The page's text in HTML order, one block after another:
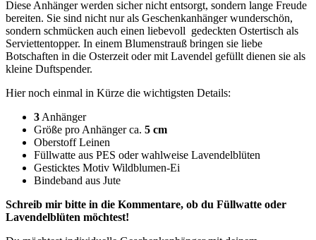
Diese Anhänger werden sicher nicht entsorgt, sondern lange Freude
bereiten. Sie sind nicht nur als Geschenkanhänger wunderschön,
sondern schmücken auch einen liebevoll gedeckten Ostertisch als
Serviettentopper. In einem Blumenstrauß bringen sie liebe
Botschaften in die Osterzeit oder mit Lavendel gefüllt dienen sie als
kleine Duftspender.
Hier noch einmal in Kürze die wichtigsten Details:
3 Anhänger
Größe pro Anhänger ca. 5 cm
Oberstoff Leinen
Füllwatte aus PES oder wahlweise Lavendelblüten
Gesticktes Motiv Wildblumen-Ei
Bindeband aus Jute
Schreib mir bitte in die Kommentare, ob du Füllwatte oder
Lavendelblüten möchtest!